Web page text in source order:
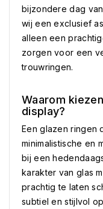
bijzondere dag
wij een exclusief
alleen een
zorgen voor een
trouwringen.
Waarom
display?
Een glazen ringen
minimalistische en
bij een
karakter van glas
prachtig te laten
subtiel en stijlvol